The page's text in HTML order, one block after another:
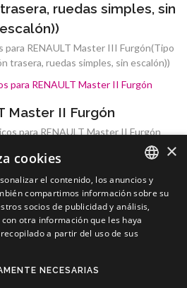
ruedas simples, sin
escalón))
RENAULT Master III Furgón(Tipo
trasera, ruedas simples, sin escalón))
Master II Furgón
para RENAULT Master II Furgón
Master I Furgón
para RENAULT Master I Furgón
SPANISH
PORTUGUESE
×
cookies
el contenido, los anuncios y
compartimos información sobre su
socios de publicidad y análisis,
otra información que les haya
a partir del uso de sus
NECESARIAS